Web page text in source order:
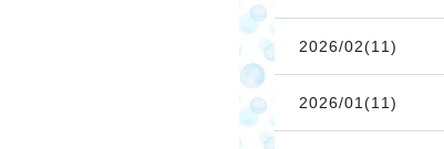
2026/02(11)
2026/01(11)